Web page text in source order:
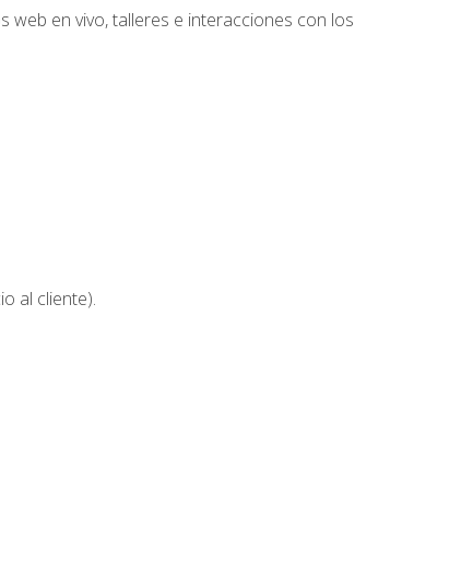
web en vivo, talleres e interacciones con los
al cliente).